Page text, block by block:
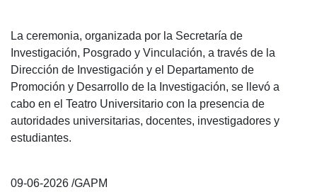
La ceremonia, organizada por la Secretaría de
Investigación, Posgrado y Vinculación, a través de la
Dirección de Investigación y el Departamento de
Promoción y Desarrollo de la Investigación, se llevó a
cabo en el Teatro Universitario con la presencia de
autoridades universitarias, docentes, investigadores y
estudiantes.
09-06-2026 /GAPM